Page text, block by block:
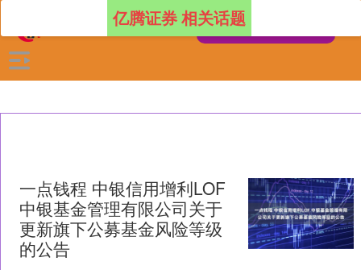
亿腾证券 相关话题
一点钱程 中银信用增利LOF
中银基金管理有限公司关于
更新旗下公募基金风险等级
的公告